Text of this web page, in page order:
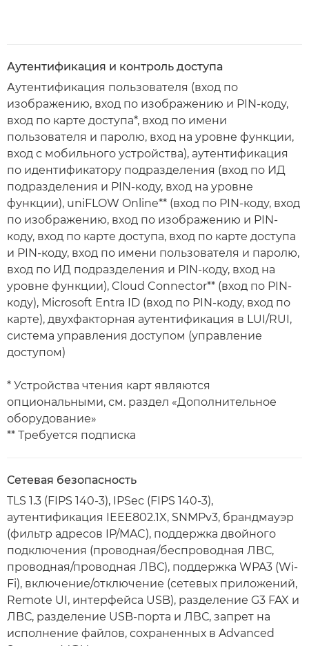
Аутентификация и контроль доступа
Аутентификация пользователя (вход по
изображению, вход по изображению и PIN-коду,
вход по карте доступа*, вход по имени
пользователя и паролю, вход на уровне функции,
вход с мобильного устройства), аутентификация
по идентификатору подразделения (вход по ИД
подразделения и PIN-коду, вход на уровне
функции), uniFLOW Online** (вход по PIN-коду, вход
по изображению, вход по изображению и PIN-
коду, вход по карте доступа, вход по карте доступа
и PIN-коду, вход по имени пользователя и паролю,
вход по ИД подразделения и PIN-коду, вход на
уровне функции), Cloud Connector** (вход по PIN-
коду), Microsoft Entra ID (вход по PIN-коду, вход по
карте), двухфакторная аутентификация в LUI/RUI,
система управления доступом (управление
доступом)
* Устройства чтения карт являются
опциональными, см. раздел «Дополнительное
оборудование»
** Требуется подписка
Сетевая безопасность
TLS 1.3 (FIPS 140-3), IPSec (FIPS 140-3),
аутентификация IEEE802.1X, SNMPv3, брандмауэр
(фильтр адресов IP/MAC), поддержка двойного
подключения (проводная/беспроводная ЛВС,
проводная/проводная ЛВС), поддержка WPA3 (Wi-
Fi), включение/отключение (сетевых приложений,
Remote UI, интерфейса USB), разделение G3 FAX и
ЛВС, разделение USB-порта и ЛВС, запрет на
исполнение файлов, сохраненных в Advanced